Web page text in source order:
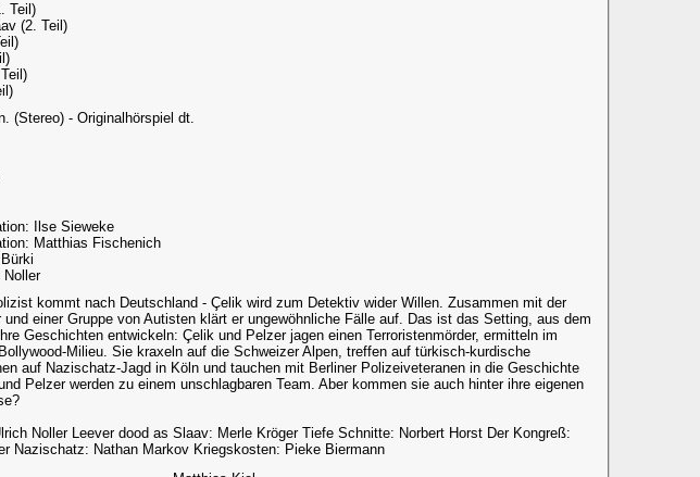
Teil)
(2. Teil)
(Stereo) - Originalhörspiel dt.
Ilse Sieweke
Matthias Fischenich
Noller
kommt nach Deutschland - Çelik wird zum Detektiv wider Willen. Zusammen mit der
und einer Gruppe von Autisten klärt er ungewöhnliche Fälle auf. Das ist das Setting, aus dem
Geschichten entwickeln: Çelik und Pelzer jagen einen Terroristenmörder, ermitteln im
Milieu. Sie kraxeln auf die Schweizer Alpen, treffen auf türkisch-kurdische
auf Nazischatz-Jagd in Köln und tauchen mit Berliner Polizeiveteranen in die Geschichte
Pelzer werden zu einem unschlagbaren Team. Aber kommen sie auch hinter ihre eigenen
Noller Leever dood as Slaav: Merle Kröger Tiefe Schnitte: Norbert Horst Der Kongreß:
Nazischatz: Nathan Markov Kriegskosten: Pieke Biermann